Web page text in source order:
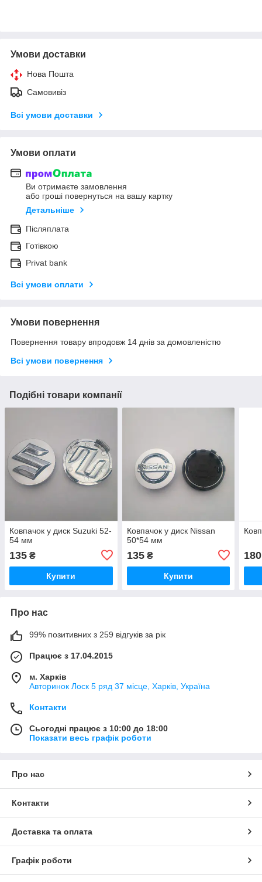
Умови доставки
Нова Пошта
Самовивіз
Всі умови доставки
Умови оплати
Ви отримаєте замовлення
або гроші повернуться на вашу картку
Детальніше
Післяплата
Готівкою
Privat bank
Всі умови оплати
Умови повернення
Повернення товару впродовж 14 днів за домовленістю
Всі умови повернення
Подібні товари компанії
Ковпачок у диск Suzuki 52-
54 мм
135 ₴
Купити
Ковпачок у диск Nissan
50*54 мм
135₴
Купити
180
Про нас
99% позитивних з 259 відгуків за рік
Працює з 17.04.2015
м. Харків
Авторинок Лоск 5 ряд 37 місце, Харків, Україна
Контакти
Сьогодні працює з 10:00 до 18:00
Показати весь графік роботи
Про нас
Контакти
Доставка та оплата
Графік роботи